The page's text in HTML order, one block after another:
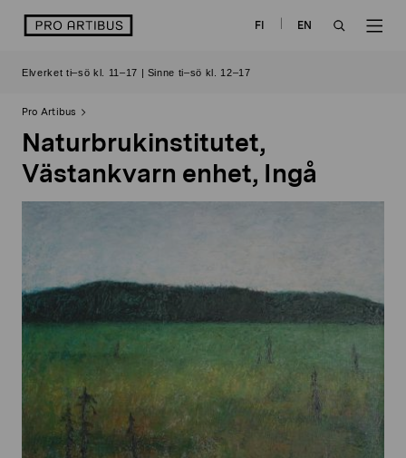
logo FI
EN
Elverket ti–sö kl. 11–17 | Sinne ti–sö kl. 12–17
Pro Artibus
Naturbrukinstitutet,
Västankvarn enhet, Ingå